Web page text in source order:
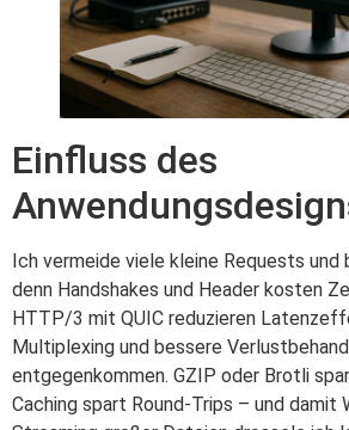
Einfluss des
Ich vermeide viele kleine Requests und
denn Handshakes und Header kosten
HTTP/3 mit QUIC reduzieren
Multiplexing und bessere
entgegenkommen. GZIP oder Brotli
Caching spart Round-Trips – und damit